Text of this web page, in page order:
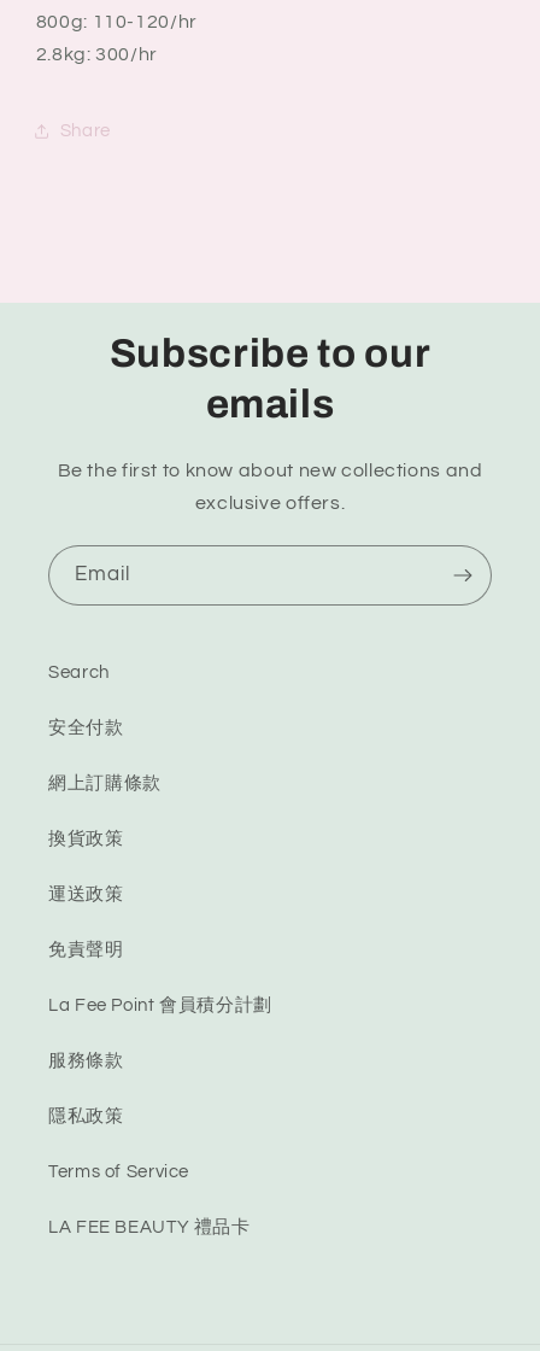
800g: 110-120/hr
2.8kg: 300/hr
Share
Subscribe to our
emails
Be the first to know about new collections and
exclusive offers.
Email
Search
安全付款
網上訂購條款
換貨政策
運送政策
免責聲明
La Fee Point 會員積分計劃
服務條款
隱私政策
Terms of Service
LA FEE BEAUTY 禮品卡